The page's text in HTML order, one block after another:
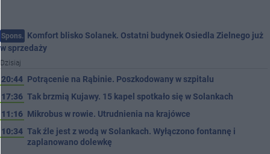
Spons. Komfort blisko Solanek. Ostatni budynek Osiedla Zielnego już
w sprzedaży
Dzisiaj
20:44 Potrącenie na Rąbinie. Poszkodowany w szpitalu
17:36 Tak brzmią Kujawy. 15 kapel spotkało się w Solankach
11:16 Mikrobus w rowie. Utrudnienia na krajówce
10:34 Tak źle jest z wodą w Solankach. Wyłączono fontannę i
zaplanowano dolewkę